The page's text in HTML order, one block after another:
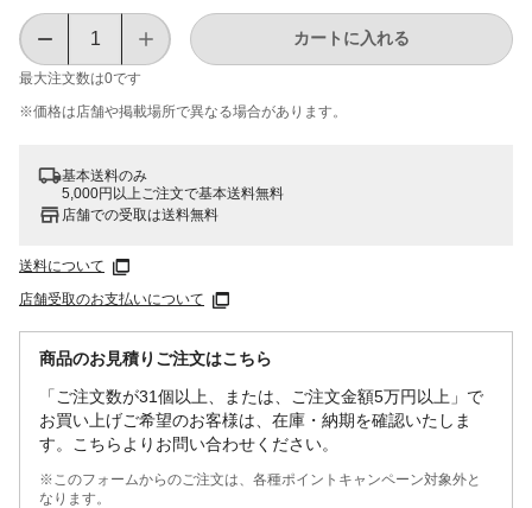
最大注文数は0です
カートに入れる
※価格は​店舗や​掲載場所で​異なる​場合が​あります。
基本送料のみ
5,000円以上ご注文で基本送料無料
店舗での受取は送料無料
送料について
店舗受取のお支払いについて
商品のお見積りご注文はこちら
「ご注文数が31個以上、または、ご注文金額5万円以上」で
お買い上げご希望のお客様は、在庫・納期を確認いたしま
す。こちらよりお問い合わせください。
※このフォームからのご注文は、各種ポイントキャンペーン対象外と
なります。